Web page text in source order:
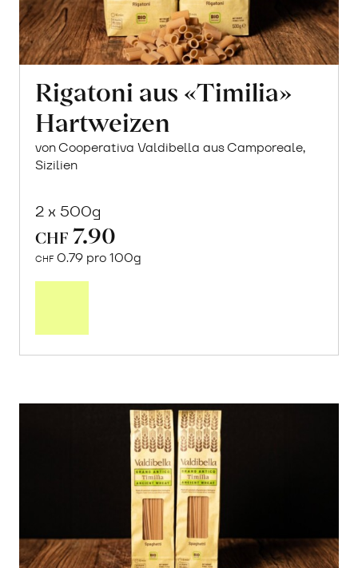
Rigatoni aus «Timilia»
Hartweizen
von Cooperativa Valdibella aus Camporeale,
Sizilien
2 x 500g
CHF 7.90
CHF 0.79 pro 100g